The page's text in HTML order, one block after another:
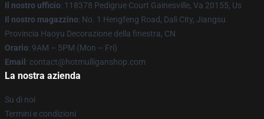
Il nostro ufficio: 118378 Pedigrue Court Gainesville, Va 20155, Us
Il nostro magazzino: No. 1 Hengfeng Road, Dali City, Jiangsu
Provincia Haoyu Decorazione della finestra, CN
Orario: 9AM – 5PM (Mon – Fri)
Email : contact@hotmulliganshop.com
La nostra azienda
Su di noi
Termini e condizioni